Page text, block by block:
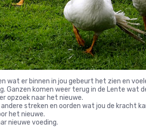
wat er binnen in jou gebeurt het zien en
Ganzen komen weer terug in de Lente wat
opzoek naar het nieuwe.
streken en oorden wat jou de kracht
het nieuwe.
nieuwe voeding.